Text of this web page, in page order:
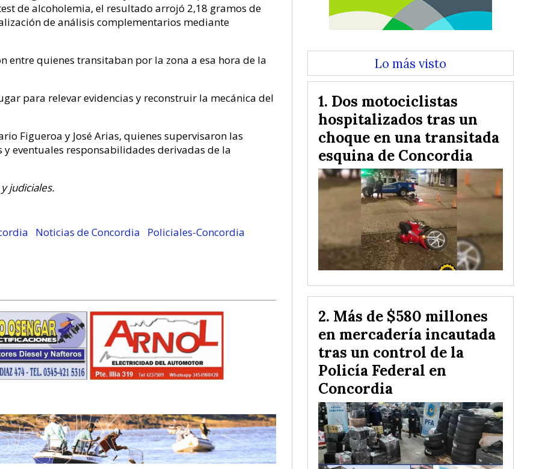
de alcoholemia, el resultado arrojó 2,18 gramos de
de análisis complementarios mediante
entre quienes transitaban por la zona a esa hora de la
para relevar evidencias y reconstruir la mecánica del
Figueroa y José Arias, quienes supervisaron las
eventuales responsabilidades derivadas de la
judiciales.
Noticias de Concordia Policiales-Concordia
Lo más visto
Dos motociclistas
hospitalizados tras un
choque en una transitada
esquina de Concordia
Más de $580 millones
en mercadería incautada
tras un control de la
Policía Federal en
Concordia